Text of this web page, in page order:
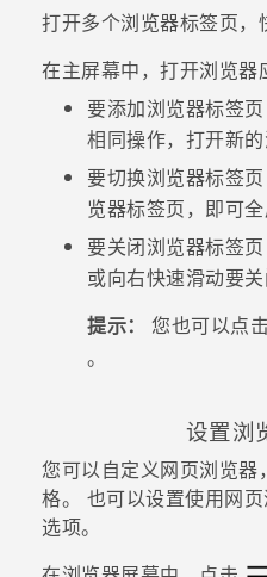
打开多个浏览器标签页，
在主屏幕中，打开浏览器
要添加浏览器标签
相同操作，打开新的
要切换浏览器标签
览器标签页，即可全
要关闭浏览器标签
或向右快速滑动要关
提示：
您也可以点
。
设置浏
您可以自定义网页浏览器
格。 也可以设置使用网
选项。